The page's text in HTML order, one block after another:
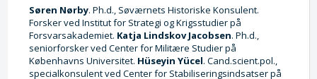
Søren Nørby. Ph.d., Søværnets Historiske Konsulent.
Forsker ved Institut for Strategi og Krigsstudier på
Forsvarsakademiet. Katja Lindskov Jacobsen. Ph.d.,
seniorforsker ved Center for Militære Studier på
Københavns Universitet. Hüseyin Yücel. Cand.scient.pol.,
specialkonsulent ved Center for Stabiliseringsindsatser på